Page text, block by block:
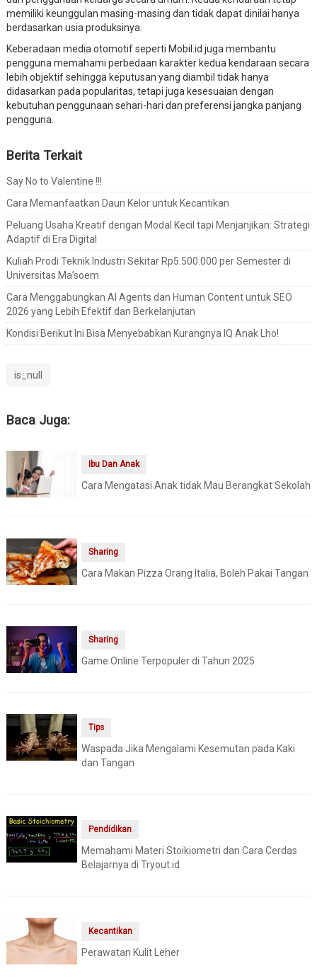
memiliki keunggulan masing-masing dan tidak dapat dinilai hanya
berdasarkan usia produksinya.
Keberadaan media otomotif seperti Mobil.id juga membantu
pengguna memahami perbedaan karakter kedua kendaraan secara
lebih objektif sehingga keputusan yang diambil tidak hanya
didasarkan pada popularitas, tetapi juga kesesuaian dengan
kebutuhan penggunaan sehari-hari dan preferensi jangka panjang
pengguna.
Berita Terkait
Say No to Valentine !!!
Cara Memanfaatkan Daun Kelor untuk Kecantikan
Peluang Usaha Kreatif dengan Modal Kecil tapi Menjanjikan: Strategi
Adaptif di Era Digital
Kuliah Prodi Teknik Industri Sekitar Rp5.500.000 per Semester di
Universitas Ma’soem
Cara Menggabungkan AI Agents dan Human Content untuk SEO
2026 yang Lebih Efektif dan Berkelanjutan
Kondisi Berikut Ini Bisa Menyebabkan Kurangnya IQ Anak Lho!
is_null
Baca Juga:
Ibu Dan Anak
Cara Mengatasi Anak tidak Mau Berangkat Sekolah
Sharing
Cara Makan Pizza Orang Italia, Boleh Pakai Tangan
Sharing
Game Online Terpopuler di Tahun 2025
Tips
Waspada Jika Mengalami Kesemutan pada Kaki
dan Tangan
Pendidikan
Memahami Materi Stoikiometri dan Cara Cerdas
Belajarnya di Tryout.id
Kecantikan
Perawatan Kulit Leher